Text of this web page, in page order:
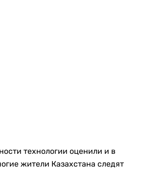
технологии оценили и в
жители Казахстана следят